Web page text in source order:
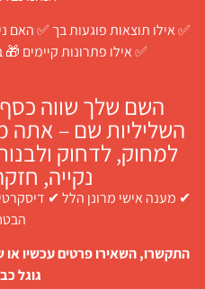
✅ אילו תוצאות פוגעות בך ✅ האם
✅ אילו פתרונות קיימים
השם שלך שווה
השליליות שם – אתה
למחוק, לדחוק
נקייה,
✔ מענה אישי מרונן הלל ✔
התקשרו, השאירו פרטים עכשיו
גוגל